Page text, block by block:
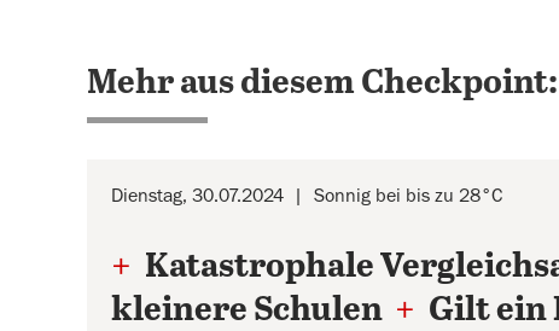
Mehr aus diesem Checkpoint:
Dienstag, 30.07.2024 Sonnig bei bis zu 28°C
+ Katastrophale
kleinere Schulen + Gilt ein